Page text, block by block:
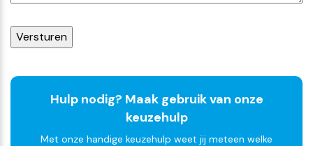
Hulp nodig? Maak gebruik van onze
keuzehulp
Met onze handige keuzehulp weet jij meteen welke